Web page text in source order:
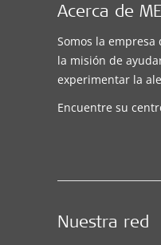
Acerca de
Somos la
la misión de
experimentar la
Encuentre su
Nuestra red